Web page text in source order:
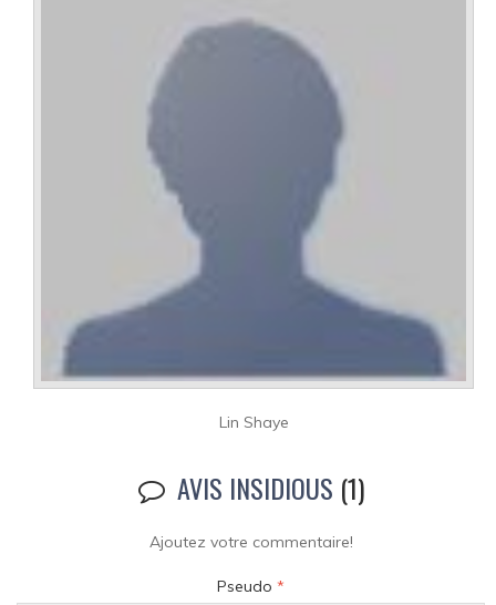
Lin Shaye
AVIS INSIDIOUS (1)
Ajoutez votre commentaire!
Pseudo *